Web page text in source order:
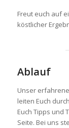
Freut euch auf
köstlicher
Ablauf
Unser
leiten Euch
Euch Tipps und
Seite. Bei uns